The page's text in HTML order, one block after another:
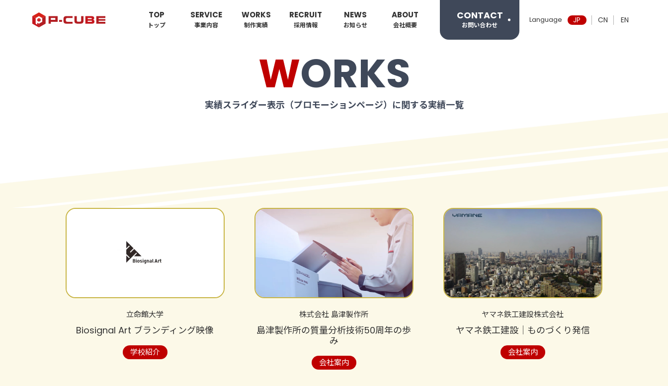
TOP
トップ
SERVICE
事業内容
WORKS
制作実績
RECRUIT
採用情報
NEWS
お知らせ
ABOUT
会社概要
CONTACT
お問い合わせ
Language JP CN EN
WORKS
実績スライダー表示（プロモーションページ）に関する実績一覧
立命館大学
Biosignal Art ブランディング映像
学校紹介
株式会社 島津製作所
島津製作所の質量分析技術50周年の歩
み
会社案内
ヤマネ鉄工建設株式会社
ヤマネ鉄工建設│ものづくり発信
会社案内